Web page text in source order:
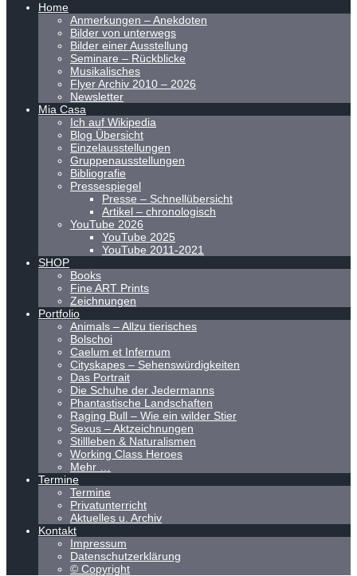
Home
Anmerkungen – Anekdoten
Bilder von unterwegs
Bilder einer Ausstellung
Seminare – Rückblicke
Musikalisches
Flyer Archiv 2010 – 2026
Newsletter
Mia Casa
Ich auf Wikipedia
Blog Übersicht
Einzelausstellungen
Gruppenausstellungen
Bibliografie
Pressespiegel
Presse – Schnellübersicht
Artikel – chronologisch
YouTube 2026
YouTube 2025
YouTube 2011-2021
SHOP
Books
Fine ART Prints
Zeichnungen
Portfolio
Animals – Allzu tierisches
Bolschoi
Caelum et Infernum
Cityskapes – Sehenswürdigkeiten
Das Portrait
Die Schuhe der Jedermanns
Phantastische Landschaften
Raging Bull – Wie ein wilder Stier
Sexus – Aktzeichnungen
Stillleben & Naturalismen
Working Class Heroes
Mehr …
Termine
Termine
Privatunterricht
Aktuelles u. Archiv
Kontakt
Impressum
Datenschutzerklärung
© Copyright